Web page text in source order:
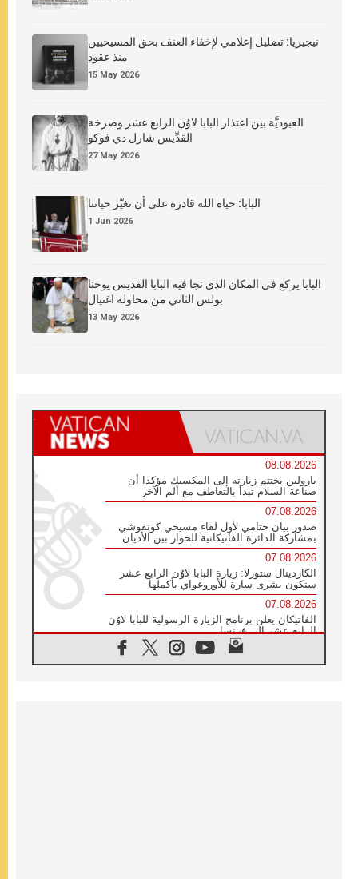
نيجيريا: تضليل إعلامي لإخفاء العنف بحق المسيحيين
منذ عقود
15 May 2026
العبوديَّة بين اعتذار البابا لاوُن الرابع عشر وصرخة
القدِّيس شارل دي فوكو
27 May 2026
البابا: حياة الله قادرة على أن تغيّر حياتنا
1 Jun 2026
البابا يركع في المكان الذي نجا فيه البابا القديس يوحنا
بولس الثاني من محاولة اغتيال
13 May 2026
08.08.2026
بارولين يختتم زيارته إلى المكسيك مؤكدا أن
صناعة السلام تبدأ بالتعاطف مع ألم الآخر
07.08.2026
صدور بيان ختامي لأول لقاء مسيحي كونفوشي
بمشاركة الدائرة الفاتيكانية للحوار بين الأديان
07.08.2026
الكاردينال ستورلا: زيارة البابا لاوُن الرابع عشر
ستكون بشرى سارة للأوروغواي بأكملها
07.08.2026
الفاتيكان يعلن برنامج الزيارة الرسولية للبابا لاوُن
الرابع عشر إلى فرنسا
في الذكرى الـ ٨١ لحادثة هيروشيما الكنيسة في